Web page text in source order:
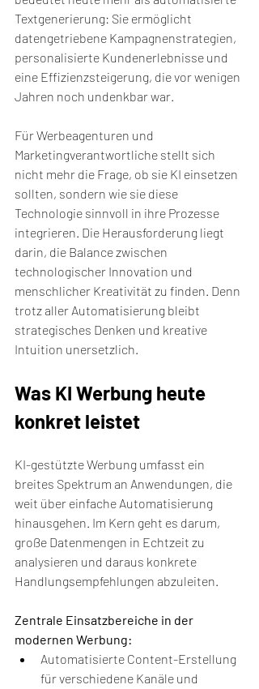
Textgenerierung: Sie ermöglicht
datengetriebene Kampagnenstrategien,
personalisierte Kundenerlebnisse und
eine Effizienzsteigerung, die vor wenigen
Jahren noch undenkbar war.
Für Werbeagenturen und
Marketingverantwortliche stellt sich
nicht mehr die Frage, ob sie KI einsetzen
sollten, sondern wie sie diese
Technologie sinnvoll in ihre Prozesse
integrieren. Die Herausforderung liegt
darin, die Balance zwischen
technologischer Innovation und
menschlicher Kreativität zu finden. Denn
trotz aller Automatisierung bleibt
strategisches Denken und kreative
Intuition unersetzlich.
Was KI Werbung heute
konkret leistet
KI-gestützte Werbung umfasst ein
breites Spektrum an Anwendungen, die
weit über einfache Automatisierung
hinausgehen. Im Kern geht es darum,
große Datenmengen in Echtzeit zu
analysieren und daraus konkrete
Handlungsempfehlungen abzuleiten.
Zentrale Einsatzbereiche in der
modernen Werbung:
Automatisierte Content-Erstellung
für verschiedene Kanäle und